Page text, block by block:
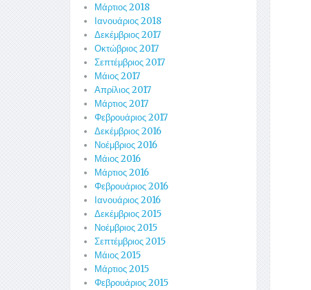
Μάρτιος 2018
Ιανουάριος 2018
Δεκέμβριος 2017
Οκτώβριος 2017
Σεπτέμβριος 2017
Μάιος 2017
Απρίλιος 2017
Μάρτιος 2017
Φεβρουάριος 2017
Δεκέμβριος 2016
Νοέμβριος 2016
Μάιος 2016
Μάρτιος 2016
Φεβρουάριος 2016
Ιανουάριος 2016
Δεκέμβριος 2015
Νοέμβριος 2015
Σεπτέμβριος 2015
Μάιος 2015
Μάρτιος 2015
Φεβρουάριος 2015